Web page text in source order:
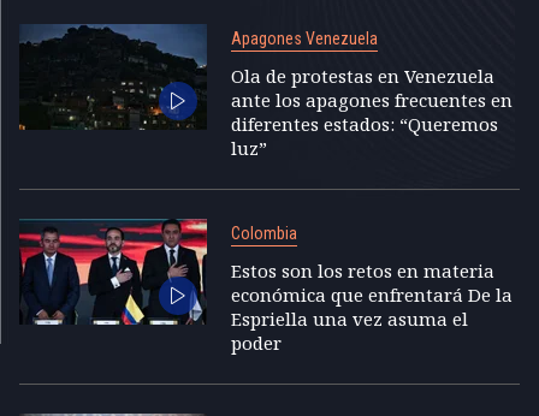
Apagones Venezuela
Ola de protestas en Venezuela
ante los apagones frecuentes en
diferentes estados: “Queremos
luz”
Colombia
Estos son los retos en materia
económica que enfrentará De la
Espriella una vez asuma el
poder